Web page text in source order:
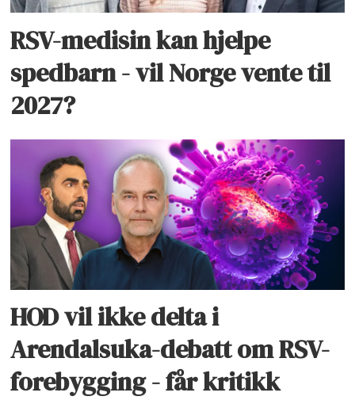
RSV-medisin kan hjelpe
spedbarn - vil Norge vente til
2027?
HOD vil ikke delta i
Arendalsuka-debatt om RSV-
forebygging - får kritikk